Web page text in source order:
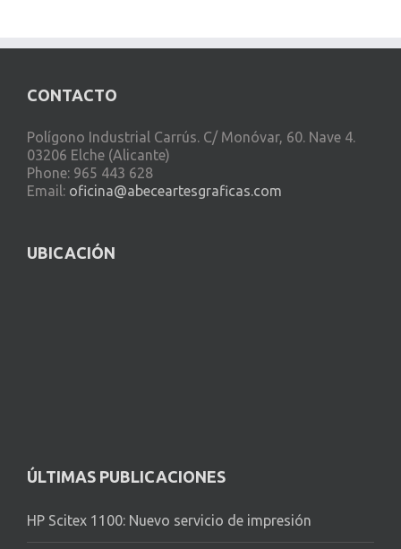
CONTACTO
Polígono Industrial Carrús. C/ Monóvar, 60. Nave 4.
03206 Elche (Alicante)
Phone: 965 443 628
Email: oficina@abeceartesgraficas.com
UBICACIÓN
ÚLTIMAS PUBLICACIONES
HP Scitex 1100: Nuevo servicio de impresión